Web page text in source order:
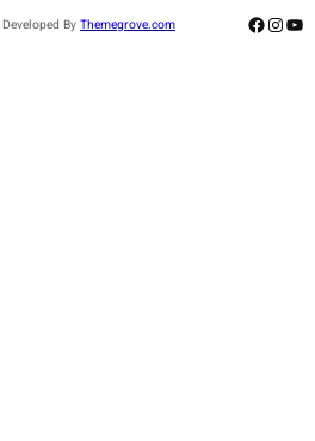
Developed By Themegrove.com